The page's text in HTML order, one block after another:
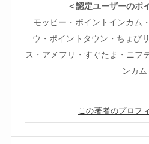
＜認定ユーザーのポ
モッピー・ポイントインカム
ウ・ポイントタウン・ちょび
ス・アメフリ・すぐたま・ニフ
ンカム
この著者のプロフ